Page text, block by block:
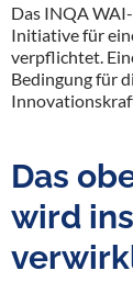
Das INQA
Initiative für
verpflichtet.
Bedingung für
Das
wird